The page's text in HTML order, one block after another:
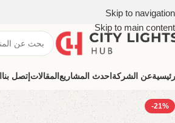
Skip to navigation
Skip to main content
عن الشركة احدث المشاريع المقالات إتصل بنا
-21%